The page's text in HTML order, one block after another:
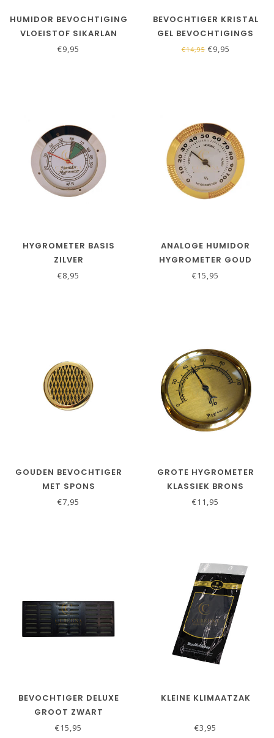
HUMIDOR BEVOCHTIGING
VLOEISTOF SIKARLAN
€9,95
BEVOCHTIGER KRISTAL
GEL BEVOCHTIGINGS
POTJE
€14,95€9,95
HYGROMETER BASIS
ZILVER
€8,95
ANALOGE HUMIDOR
HYGROMETER GOUD
€15,95
GOUDEN BEVOCHTIGER
MET SPONS
€7,95
GROTE HYGROMETER
KLASSIEK BRONS
€11,95
BEVOCHTIGER DELUXE
GROOT ZWART
€15,95
KLEINE KLIMAATZAK
€3,95